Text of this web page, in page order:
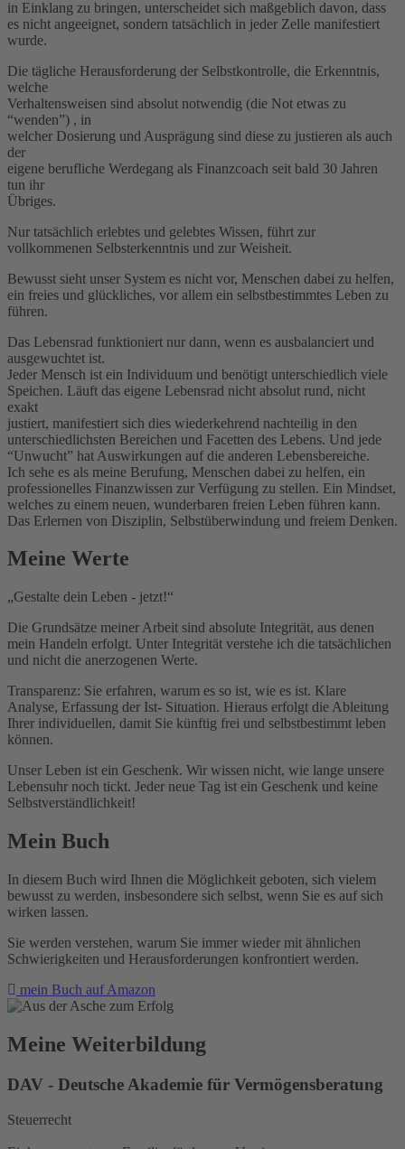
in Einklang zu bringen, unterscheidet sich maßgeblich davon, dass
es nicht angeeignet, sondern tatsächlich in jeder Zelle manifestiert
wurde.
Die tägliche Herausforderung der Selbstkontrolle, die Erkenntnis,
welche
Verhaltensweisen sind absolut notwendig (die Not etwas zu
“wenden”) , in
welcher Dosierung und Ausprägung sind diese zu justieren als auch
der
eigene berufliche Werdegang als Finanzcoach seit bald 30 Jahren
tun ihr
Übriges.
Nur tatsächlich erlebtes und gelebtes Wissen, führt zur
vollkommenen Selbsterkenntnis und zur Weisheit.
Bewusst sieht unser System es nicht vor, Menschen dabei zu helfen,
ein freies und glückliches, vor allem ein selbstbestimmtes Leben zu
führen.
Das Lebensrad funktioniert nur dann, wenn es ausbalanciert und
ausgewuchtet ist.
Jeder Mensch ist ein Individuum und benötigt unterschiedlich viele
Speichen. Läuft das eigene Lebensrad nicht absolut rund, nicht
exakt
justiert, manifestiert sich dies wiederkehrend nachteilig in den
unterschiedlichsten Bereichen und Facetten des Lebens. Und jede
“Unwucht” hat Auswirkungen auf die anderen Lebensbereiche.
Ich sehe es als meine Berufung, Menschen dabei zu helfen, ein
professionelles Finanzwissen zur Verfügung zu stellen. Ein Mindset,
welches zu einem neuen, wunderbaren freien Leben führen kann.
Das Erlernen von Disziplin, Selbstüberwindung und freiem Denken.
Meine Werte
„Gestalte dein Leben - jetzt!“
Die Grundsätze meiner Arbeit sind absolute Integrität, aus denen
mein Handeln erfolgt. Unter Integrität verstehe ich die tatsächlichen
und nicht die anerzogenen Werte.
Transparenz: Sie erfahren, warum es so ist, wie es ist. Klare
Analyse, Erfassung der Ist- Situation. Hieraus erfolgt die Ableitung
Ihrer individuellen, damit Sie künftig frei und selbstbestimmt leben
können.
Unser Leben ist ein Geschenk. Wir wissen nicht, wie lange unsere
Lebensuhr noch tickt. Jeder neue Tag ist ein Geschenk und keine
Selbstverständlichkeit!
Mein Buch
In diesem Buch wird Ihnen die Möglichkeit geboten, sich vielem
bewusst zu werden, insbesondere sich selbst, wenn Sie es auf sich
wirken lassen.
Sie werden verstehen, warum Sie immer wieder mit ähnlichen
Schwierigkeiten und Herausforderungen konfrontiert werden.
mein Buch auf Amazon
Meine Weiterbildung
DAV - Deutsche Akademie für Vermögensberatung
Steuerrecht